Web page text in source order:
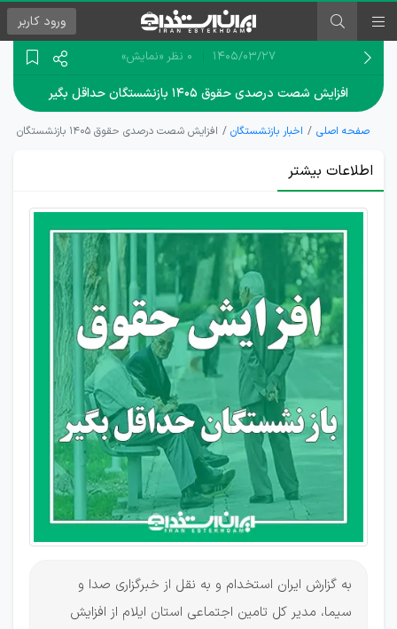
ورود کاربر
۱۴۰۵/۰۳/۲۷ 0 نظر «نمایش»
افزایش شصت درصدی حقوق ۱۴۰۵ بازنشستگان حداقل بگیر
صفحه اصلی اخبار بازنشستگان افزایش شصت درصدی حقوق ۱۴۰۵ بازنشستگان حداقل بگیر
اطلاعات بیشتر
جزئیات
افزایش حقوق
بازنشستگان و
مستمری‌بگیران
به گزارش ایران استخدام و به نقل از خبرگزاری صدا و
سیما، مدیر کل تامین اجتماعی استان ایلام از افزایش